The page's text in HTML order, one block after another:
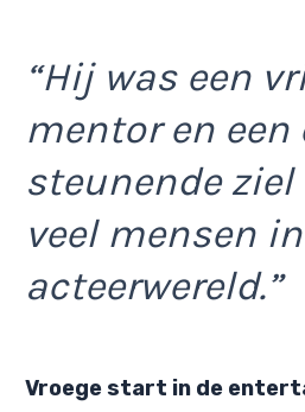
“Hij was een
mentor en een
steunende ziel
veel mensen
acteerwereld.”
Vroege start in de